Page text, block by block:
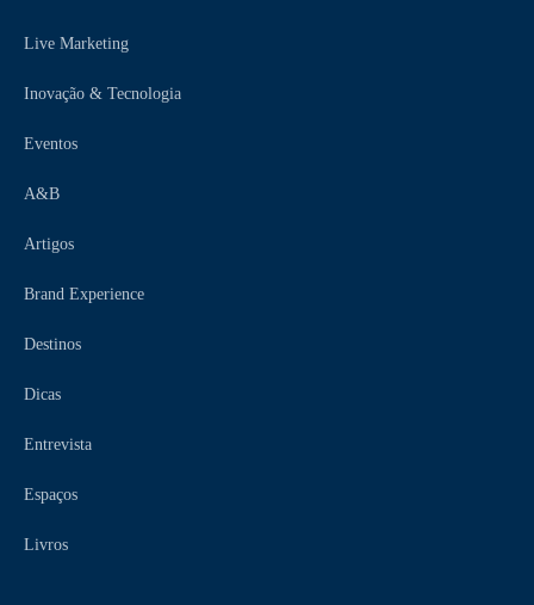
Live Marketing
Inovação & Tecnologia
Eventos
A&B
Artigos
Brand Experience
Destinos
Dicas
Entrevista
Espaços
Livros